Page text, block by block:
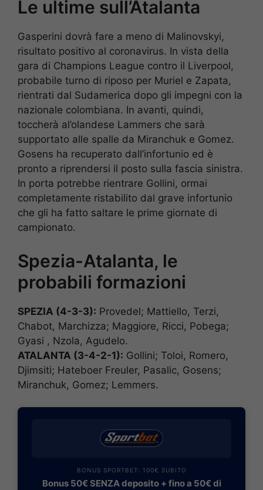
Le ultime sull’Atalanta
Gasperini dovrà fare a meno di Malinovskyi,
risultato positivo al coronavirus. In vista della
gara di Champions League contro il Liverpool,
probabile turno di riposo per Muriel e Zapata,
rientrati dal Sudamerica dopo gli impegni con la
nazionale colombiana. In avanti, quindi,
toccherà al’olandese Lammers che sarà
supportato alle spalle da Miranchuk e Gomez.
Gosens ha recuperato dall’infortunio ed è
pronto a riprendersi il posto sulla fascia sinistra.
In porta potrebbe rientrare Gollini, ormai
completamente ristabilito dal grave infortunio
che gli ha fatto saltare le prime giornate di
campionato.
Spezia-Atalanta, le
probabili formazioni
SPEZIA (4-3-3): Provedel; Mattiello, Terzi,
Chabot, Marchizza; Maggiore, Ricci, Pobega;
Gyasi , Nzola, Agudelo.
ATALANTA (3-4-2-1): Gollini; Toloi, Romero,
Djimsiti; Hateboer Freuler, Pasalic, Gosens;
Miranchuk, Gomez; Lemmers.
BONUS SPORTBET: 100€ SUBITO
Bonus 50€ SENZA deposito + fino a 50€ di